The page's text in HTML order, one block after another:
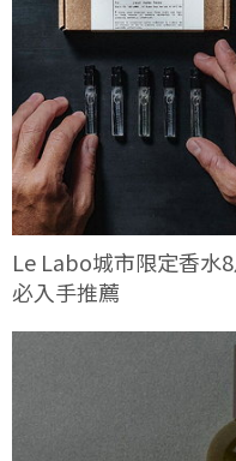
Le Labo城市限定香水
必入手推薦